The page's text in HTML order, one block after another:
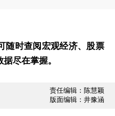
随时查阅宏观经济、股票
尽在掌握。
责任编辑：陈慧颖
版面编辑：井豫涵